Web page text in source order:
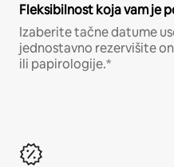
Fleksibilnost koja vam je
Izaberite tačne datume
jednostavno rezervišite
ili papirologije.*